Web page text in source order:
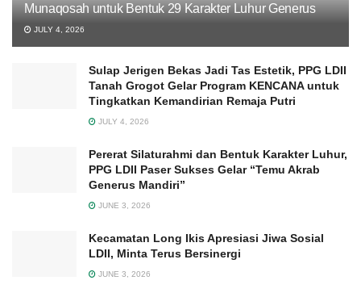
Munaqosah untuk Bentuk 29 Karakter Luhur Generus
JULY 4, 2026
Sulap Jerigen Bekas Jadi Tas Estetik, PPG LDII
Tanah Grogot Gelar Program KENCANA untuk
Tingkatkan Kemandirian Remaja Putri
JULY 4, 2026
Pererat Silaturahmi dan Bentuk Karakter Luhur,
PPG LDII Paser Sukses Gelar “Temu Akrab
Generus Mandiri”
JUNE 3, 2026
Kecamatan Long Ikis Apresiasi Jiwa Sosial
LDII, Minta Terus Bersinergi
JUNE 3, 2026